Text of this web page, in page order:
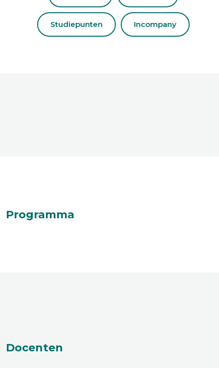
Studiepunten Incompany
Programma
Docenten